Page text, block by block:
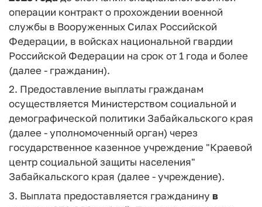
операции контракт о прохождении военной
службы в Вооруженных Силах Российской
Федерации, в войсках национальной гвардии
Российской Федерации на срок от 1 года и более
(далее - гражданин).
2. Предоставление выплаты гражданам
осуществляется Министерством социальной и
демографической политики Забайкальского края
(далее - уполномоченный орган) через
государственное казенное учреждение "Краевой
центр социальной защиты населения"
Забайкальского края (далее - учреждение).
3. Выплата предоставляется гражданину в